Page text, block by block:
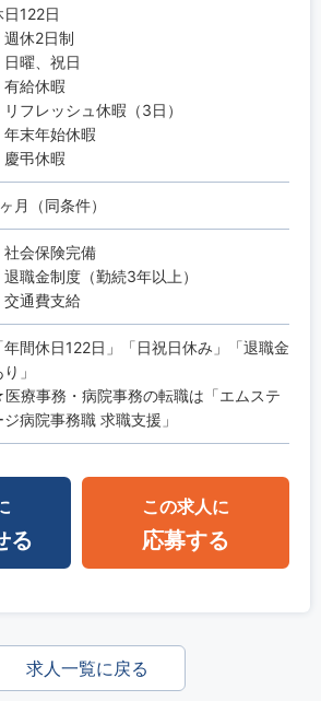
日122日
週休2日制
日曜、祝日
有給休暇
リフレッシュ休暇（3日）
年末年始休暇
慶弔休暇
月（同条件）
社会保険完備
退職金制度（勤続3年以上）
交通費支給
年間休日122日」「日祝日休み」「退職金
」
療事務・病院事務の転職は「エムステ
ジ病院事務職 求職支援」
る
この求人に
応募する
求人一覧に戻る